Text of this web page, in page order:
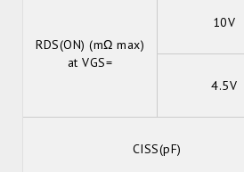
RDS(ON) (mΩ max)
at VGS=
10V
4.5V
CISS(pF)